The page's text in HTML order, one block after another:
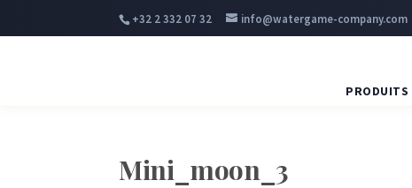
+32 2 332 07 32 info@watergame-company.com
PRODUITS
Mini_moon_3